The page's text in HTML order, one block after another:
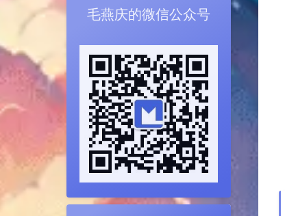
毛燕庆的微信公众号